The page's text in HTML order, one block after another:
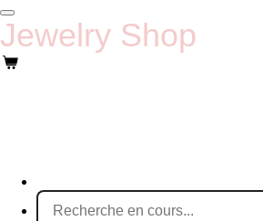
Passer
au
contenu
principal
Jewelry Shop